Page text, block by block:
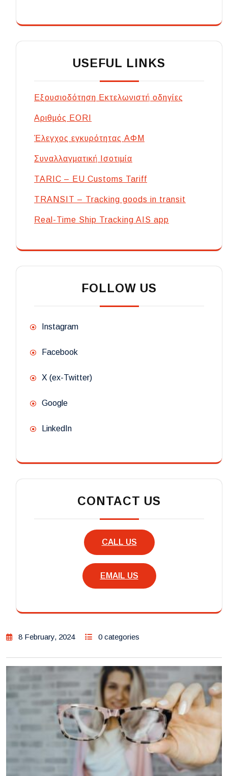
USEFUL LINKS
Εξουσιοδότηση Εκτελωνιστή οδηγίες
Αριθμός EORI
Έλεγχος εγκυρότητας ΑΦΜ
Συναλλαγματική Ισοτιμία
TARIC – EU Customs Tariff
TRANSIT – Tracking goods in transit
Real-Time Ship Tracking AIS app
FOLLOW US
Instagram
Facebook
X (ex-Twitter)
Google
LinkedIn
CONTACT US
CALL US
EMAIL US
8 February, 2024 0 categories